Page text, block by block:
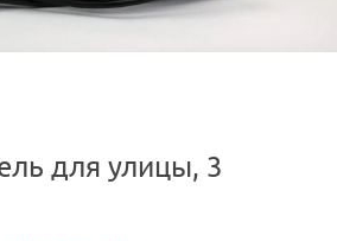
для улицы, 3